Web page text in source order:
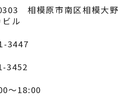
相模原市南区相模大野
ル
3447
3452
～18:00